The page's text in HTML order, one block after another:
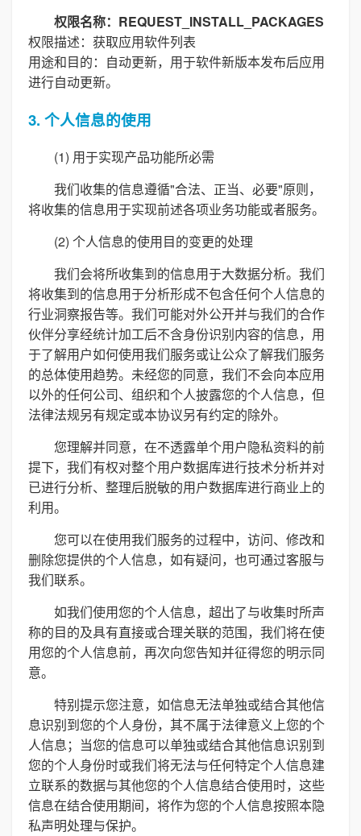
权限名称：REQUEST_INSTALL_PACKAGES
权限描述：获取应用软件列表
用途和目的：自动更新，用于软件新版本发布后应用
进行自动更新。
3. 个人信息的使用
(1) 用于实现产品功能所必需
我们收集的信息遵循"合法、正当、必要"原则，
将收集的信息用于实现前述各项业务功能或者服务。
(2) 个人信息的使用目的变更的处理
我们会将所收集到的信息用于大数据分析。我们
将收集到的信息用于分析形成不包含任何个人信息的
行业洞察报告等。我们可能对外公开并与我们的合作
伙伴分享经统计加工后不含身份识别内容的信息，用
于了解用户如何使用我们服务或让公众了解我们服务
的总体使用趋势。未经您的同意，我们不会向本应用
以外的任何公司、组织和个人披露您的个人信息，但
法律法规另有规定或本协议另有约定的除外。
您理解并同意，在不透露单个用户隐私资料的前
提下，我们有权对整个用户数据库进行技术分析并对
已进行分析、整理后脱敏的用户数据库进行商业上的
利用。
您可以在使用我们服务的过程中，访问、修改和
删除您提供的个人信息，如有疑问，也可通过客服与
我们联系。
如我们使用您的个人信息，超出了与收集时所声
称的目的及具有直接或合理关联的范围，我们将在使
用您的个人信息前，再次向您告知并征得您的明示同
意。
特别提示您注意，如信息无法单独或结合其他信
息识别到您的个人身份，其不属于法律意义上您的个
人信息；当您的信息可以单独或结合其他信息识别到
您的个人身份时或我们将无法与任何特定个人信息建
立联系的数据与其他您的个人信息结合使用时，这些
信息在结合使用期间，将作为您的个人信息按照本隐
私声明处理与保护。